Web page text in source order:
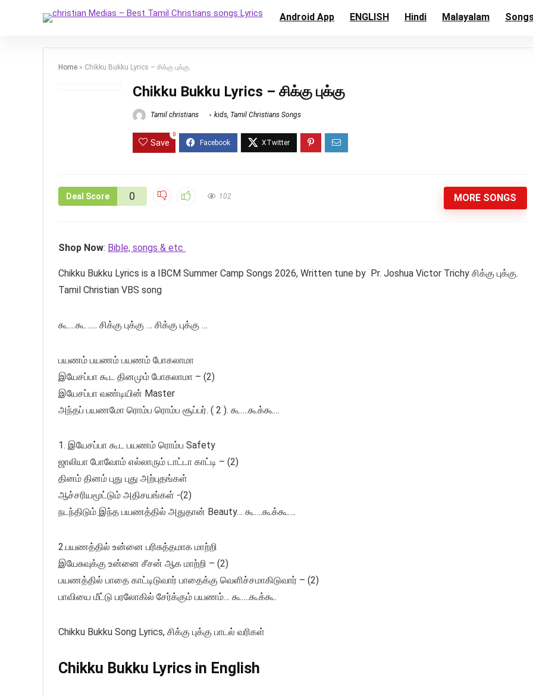
Android App ENGLISH Hindi Malayalam
Home » Chikku Bukku Lyrics – சிக்கு புக்கு
Chikku Bukku Lyrics – சிக்கு புக்கு
Tamil christians kids, Tamil Christians Songs
Save
0
Deal Score 0 102 MORE SONGS
Shop Now: Bible, songs & etc
Chikku Bukku Lyrics is a IBCM Summer Camp Songs 2026, Written tune by Pr. Joshua Victor Trichy சிக்கு புக்கு.
Tamil Christian VBS song
கூ….கூ…… சிக்கு புக்கு … சிக்கு புக்கு …
பயணம் பயணம் பயணம் போகலாமா
இயேசப்பா கூட தினமும் போகலாமா – (2)
இயேசப்பா வண்டியின் Master
அந்தப் பயணமோ ரொம்ப ரொம்ப சூப்பர். ( 2 ). கூ….கூக்கூ…
1. இயேசப்பா கூட பயணம் ரொம்ப Safety
ஜாலியா போவோம் எல்லாரும் டாட்டா காட்டி – (2)
தினம் தினம் புது புது அற்புதங்கள்
ஆச்சரியமூட்டும் அதிசயங்கள் -(2)
நடந்திடும் இந்த பயணத்தில் அதுதான் Beauty… கூ….கூக்கூ….
2.பயணத்தில் உன்னை பரிசுத்தமாக மாற்றி
இயேசுவுக்கு உன்னை சீசன் ஆக மாற்றி – (2)
பயணத்தில் பாதை காட்டிடுவார் பாதைக்கு வெளிச்சமாகிடுவார் – (2)
பாவியை மீட்டு பரலோகில் சேர்க்கும் பயணம்… கூ….கூக்கூ.
Chikku Bukku Song Lyrics, சிக்கு புக்கு பாடல் வரிகள்
Chikku Bukku Lyrics in English